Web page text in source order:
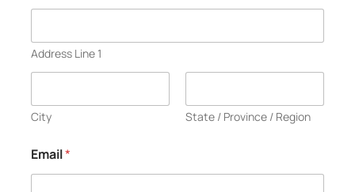
Address Line 1
City State / Province / Region
Email*